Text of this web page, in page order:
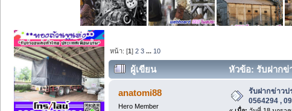
หน้า: [1]2 3 ... 10
ผู้เขียน หัวข้อ: รับฝากข่
anatomi88
Hero Member
รับฝากข่าวป
0564294 ,